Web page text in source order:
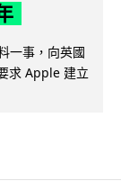
一事，向英國
求 Apple 建立